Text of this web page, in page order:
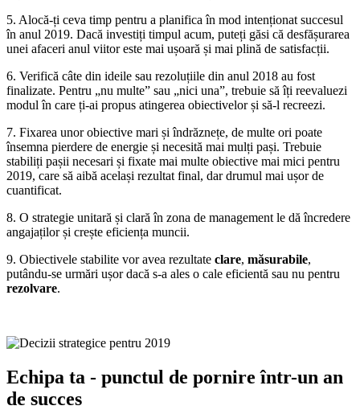
5. Alocă-ți ceva timp pentru a planifica în mod intenționat succesul
în anul 2019. Dacă investiți timpul acum, puteți găsi că desfășurarea
unei afaceri anul viitor este mai ușoară și mai plină de satisfacții.
6. Verifică câte din ideile sau rezoluțiile din anul 2018 au fost
finalizate. Pentru „nu multe” sau „nici una”, trebuie să îți reevaluezi
modul în care ți-ai propus atingerea obiectivelor și să-l recreezi.
7. Fixarea unor obiective mari și îndrăznețe, de multe ori poate
însemna pierdere de energie și necesită mai mulți pași. Trebuie
stabiliți pașii necesari și fixate mai multe obiective mai mici pentru
2019, care să aibă același rezultat final, dar drumul mai ușor de
cuantificat.
8. O strategie unitară și clară în zona de management le dă încredere
angajaților și crește eficiența muncii.
9. Obiectivele stabilite vor avea rezultate clare, măsurabile,
putându-se urmări ușor dacă s-a ales o cale eficientă sau nu pentru
rezolvare.
Echipa ta - punctul de pornire într-un an
de succes